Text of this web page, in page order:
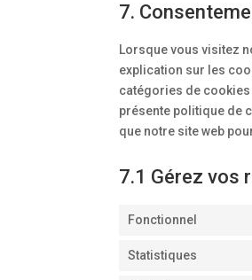
7.
Lorsque vous visitez
explication sur les
catégories de cookies
présente politique de
que notre site web
7.1 Gérez vos
Fonctionnel
Statistiques